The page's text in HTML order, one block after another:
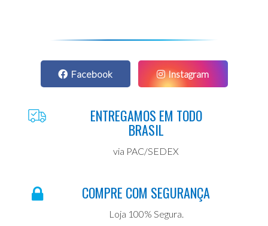
Facebook Instagram
ENTREGAMOS EM TODO
BRASIL
via PAC/SEDEX
COMPRE COM SEGURANÇA
Loja 100% Segura.